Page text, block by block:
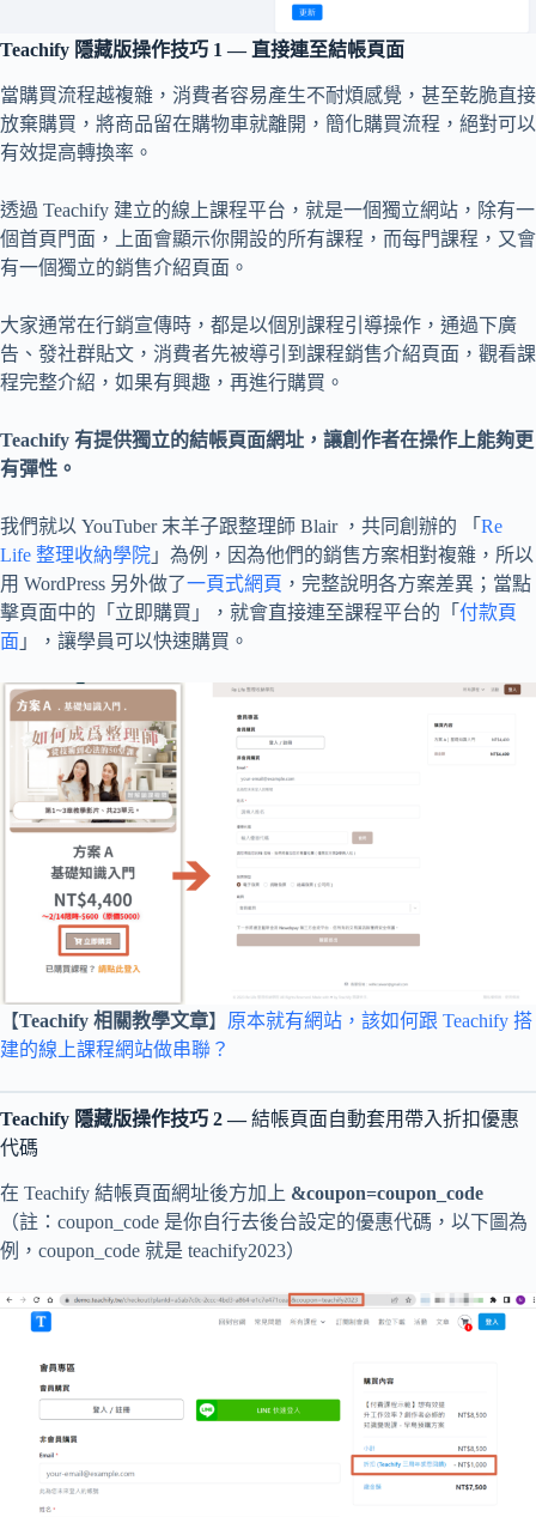
Teachify 隱藏版操作技巧 1 — 直接連至結帳頁面
當購買流程越複雜，消費者容易產生不耐煩感覺，甚至乾脆直接
放棄購買，將商品留在購物車就離開，簡化購買流程，絕對可以
有效提高轉換率。
透過 Teachify 建立的線上課程平台，就是一個獨立網站，除有一
個首頁門面，上面會顯示你開設的所有課程，而每門課程，又會
有一個獨立的銷售介紹頁面。
大家通常在行銷宣傳時，都是以個別課程引導操作，通過下廣
告、發社群貼文，消費者先被導引到課程銷售介紹頁面，觀看課
程完整介紹，如果有興趣，再進行購買。
Teachify 有提供獨立的結帳頁面網址，讓創作者在操作上能夠更
有彈性。
我們就以 YouTuber 末羊子跟整理師 Blair ，共同創辦的 「 Re
Life 整理收納學院 」為例，因為他們的銷售方案相對複雜，所以
用 WordPress 另外做了一頁式網頁 ，完整說明各方案差異；當點
擊頁面中的「立即購買」，就會直接連至課程平台的「 付款頁
面 」，讓學員可以快速購買。
【Teachify 相關教學文章】 原本就有網站，該如何跟 Teachify 搭
建的線上課程網站做串聯？
Teachify 隱藏版操作技巧 2 —結帳頁面自動套用帶入折扣優惠
代碼
在 Teachify 結帳頁面網址後方加上 &coupon=coupon_code
（註：coupon_code 是你自行去後台設定的優惠代碼，以下圖為
例，coupon_code 就是 teachify2023）